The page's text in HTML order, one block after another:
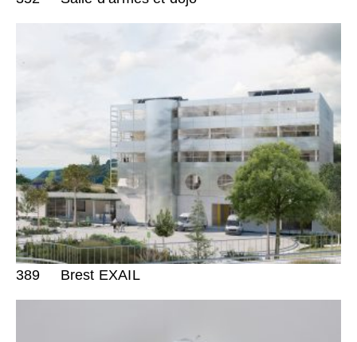
389 Brest EXAIL